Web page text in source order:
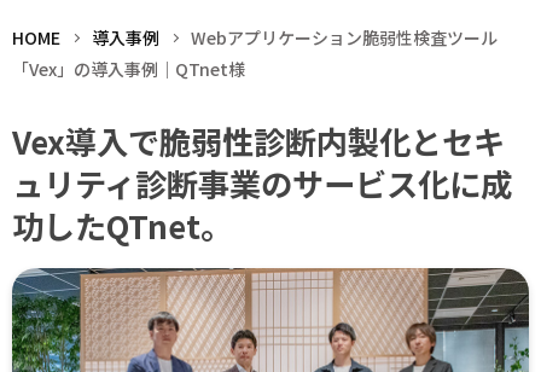
HOME 導入事例
Webアプリケーション脆弱性検査ツール
「Vex」の導入事例｜QTnet様
Vex導入で脆弱性診断内製化とセキ
ュリティ診断事業のサービス化に成
功したQTnet。